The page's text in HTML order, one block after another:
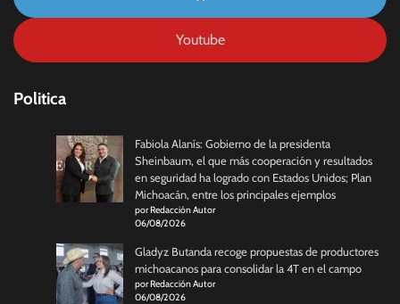
Youtube
Politica
Fabiola Alanís: Gobierno de la presidenta
Sheinbaum, el que más cooperación y resultados
en seguridad ha logrado con Estados Unidos; Plan
Michoacán, entre los principales ejemplos
por Redacción Autor
06/08/2026
Gladyz Butanda recoge propuestas de productores
michoacanos para consolidar la 4T en el campo
por Redacción Autor
06/08/2026